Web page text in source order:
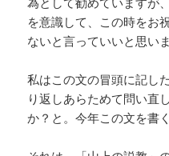
為として勧めていますが
を意識して、この時をお
ないと言っていいと思いま
私はこの文の冒頭に記し
り返しあらためて問い直
か？と。今年この文を書